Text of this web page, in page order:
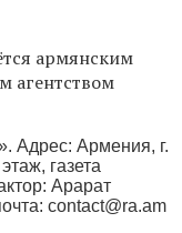
армянским
агентством
Адрес: Армения, г.
газета
Арарат
contact@ra.am